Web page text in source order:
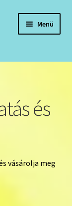
Menü
és
vásárolja meg